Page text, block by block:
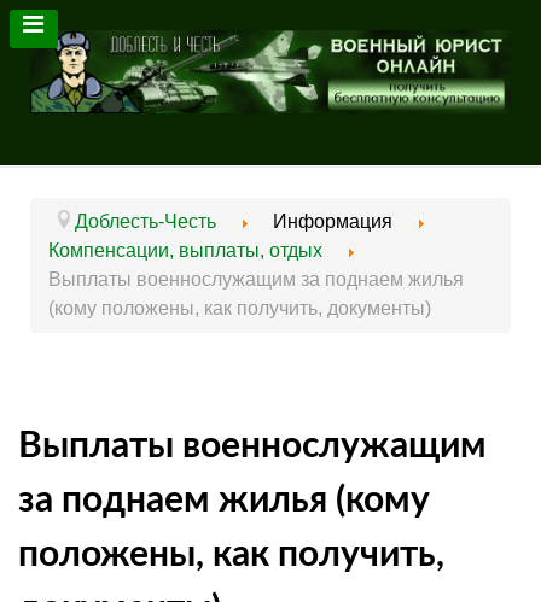
Доблесть-Честь
Информация
Компенсации, выплаты, отдых
Выплаты военнослужащим за поднаем жилья
(кому положены, как получить, документы)
Выплаты военнослужащим
за поднаем жилья (кому
положены, как получить,